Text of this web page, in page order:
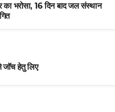
भरोसा, 16 दिन बाद जल संस्थान
जॉच हेतु लिए